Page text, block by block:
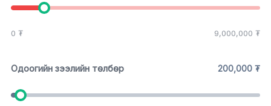
0 ₮ 9,000,000 ₮
Одоогийн зээлийн төлбөр 200,000 ₮